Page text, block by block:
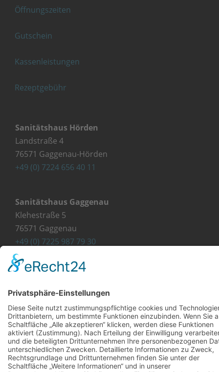
Öffnungszeiten
Gutschein
Kassenleistungen
Rezeptgebühr
Sanitätshaus Hörden
Landstraße 4
76571 Gaggenau-Hörden
+49 (0) 7224 656 40 11
Sanitätshaus Gaggenau
Klehestraße 5
76571 Gaggenau
+49 (0) 7225 987 79 30
info@orthopaedie-wurst.de
© Copyright 2023 - Orthopädie Wurst
Kontakt Impressum Datenschutzerklärung